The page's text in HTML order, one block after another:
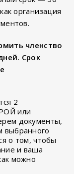
организация
членство
Срок
2
или
документы,
выбранного
о том, чтобы
и ваша
можно